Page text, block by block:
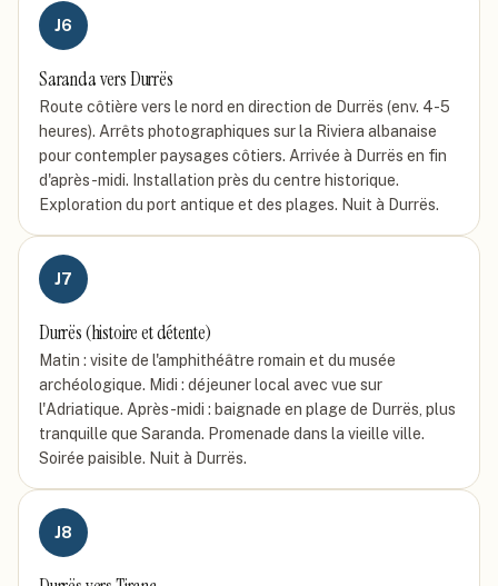
J6
Saranda vers Durrës
Route côtière vers le nord en direction de Durrës (env. 4-5
heures). Arrêts photographiques sur la Riviera albanaise
pour contempler paysages côtiers. Arrivée à Durrës en fin
d'après-midi. Installation près du centre historique.
Exploration du port antique et des plages. Nuit à Durrës.
J7
Durrës (histoire et détente)
Matin : visite de l'amphithéâtre romain et du musée
archéologique. Midi : déjeuner local avec vue sur
l'Adriatique. Après-midi : baignade en plage de Durrës, plus
tranquille que Saranda. Promenade dans la vieille ville.
Soirée paisible. Nuit à Durrës.
J8